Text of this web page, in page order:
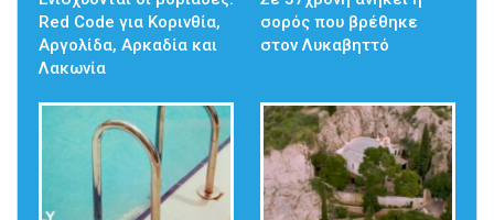
Red Code για Κορινθία,
Αργολίδα, Αρκαδία και
Λακωνία
σορός που βρέθηκε
στον Λυκαβηττό